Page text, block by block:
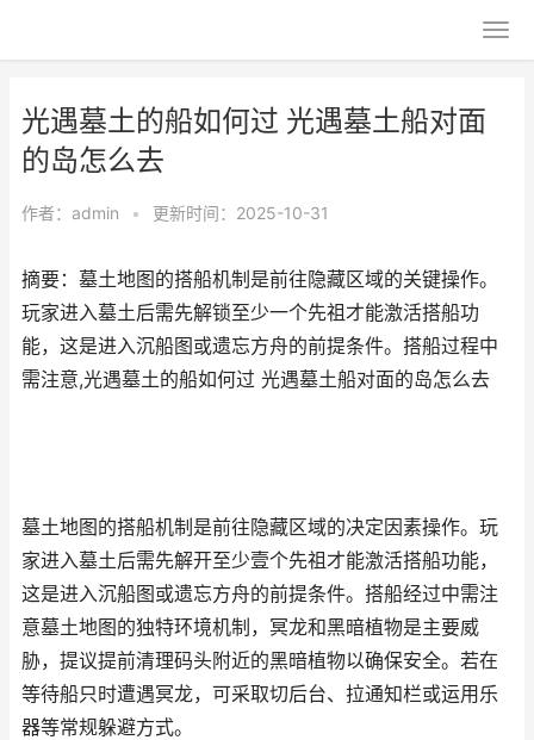
光遇墓土的船如何过 光遇墓土船对面
的岛怎么去
作者： admin • 更新时间：2025-10-31
摘要：墓土地图的搭船机制是前往隐藏区域的关键操作。
玩家进入墓土后需先解锁至少一个先祖才能激活搭船功
能，这是进入沉船图或遗忘方舟的前提条件。搭船过程中
需注意,光遇墓土的船如何过 光遇墓土船对面的岛怎么去
墓土地图的搭船机制是前往隐藏区域的决定因素操作。玩
家进入墓土后需先解开至少壹个先祖才能激活搭船功能，
这是进入沉船图或遗忘方舟的前提条件。搭船经过中需注
意墓土地图的独特环境机制，冥龙和黑暗植物是主要威
胁，提议提前清理码头附近的黑暗植物以确保安全。若在
等待船只时遭遇冥龙，可采取切后台、拉通知栏或运用乐
器等常规躲避方式。